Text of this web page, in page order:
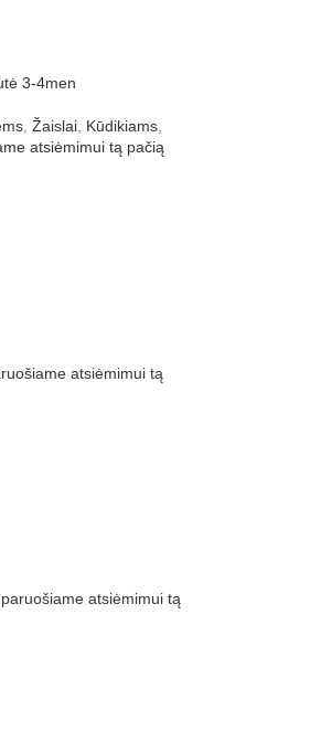
3-4men
Žaislai Kūdikiams
atsiėmimui tą pačią
atsiėmimui tą
atsiėmimui tą